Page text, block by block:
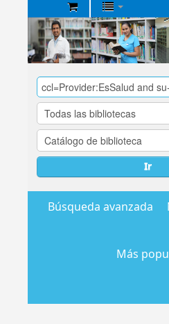
Biblioteca
Central
EsSalud
Ir
Búsqueda avanzada
Más